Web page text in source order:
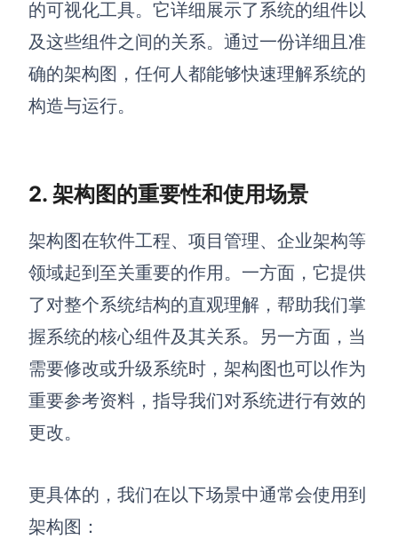
下载
客户端、插件
高效协作
团队协作提效
素材整理
在线白板
涂鸦画板
敏捷实践
在线绘图
思维和灵感整理
流程整理
客户旅程图
UML图
的可视化工具。它详细展示了系统的组件以
及这些组件之间的关系。通过一份详细且准
确的架构图，任何人都能够快速理解系统的
构造与运行。
2. 架构图的重要性和使用场景
架构图在软件工程、项目管理、企业架构等
领域起到至关重要的作用。一方面，它提供
了对整个系统结构的直观理解，帮助我们掌
握系统的核心组件及其关系。另一方面，当
需要修改或升级系统时，架构图也可以作为
重要参考资料，指导我们对系统进行有效的
更改。
更具体的，我们在以下场景中通常会使用到
架构图：